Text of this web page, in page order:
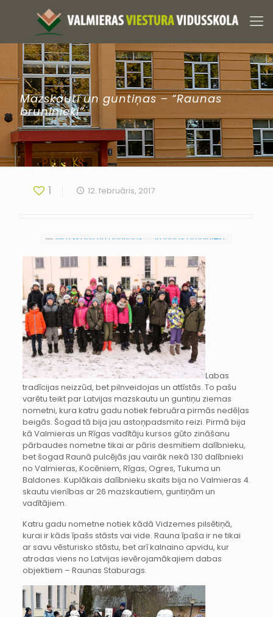
Mazskauti un guntiņas – “Raunas
bruņinieki”
1 12. februāris, 2017
Labas
tradīcijas neizzūd, bet pilnveidojas un attīstās. To pašu
varētu teikt par Latvijas mazskautu un guntiņu ziemas
nometni, kura katru gadu notiek februāra pirmās nedēļas
beigās. Šogad tā bija jau astoņpadsmito reizi. Pirmā bija
kā Valmieras un Rīgas vadītāju kursos gūto zināšanu
pārbaudes nometne tikai ar pāris desmitiem dalībnieku,
bet šogad Raunā pulcējās jau vairāk nekā 130 dalībnieki
no Valmieras, Kocēniem, Rīgas, Ogres, Tukuma un
Baldones. Kuplākais dalībnieku skaits bija no Valmieras 4.
skautu vienības ar 26 mazskautiem, guntiņām un
vadītājiem.
Katru gadu nometne notiek kādā Vidzemes pilsētiņā,
kurai ir kāds īpašs stāsts vai vide. Rauna īpaša ir ne tikai
ar savu vēsturisko stāstu, bet arī kalnaino apvidu, kur
atrodas viens no Latvijas ievērojamākajiem dabas
objektiem – Raunas Staburags.